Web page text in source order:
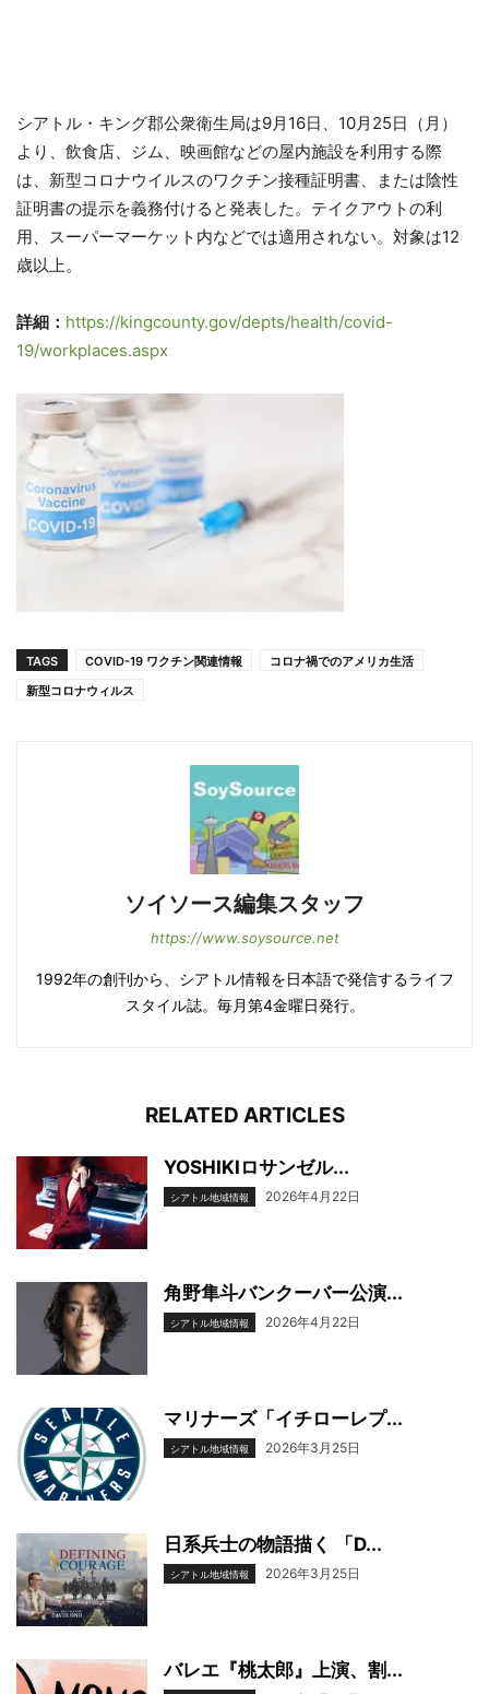
シアトル・キング郡公衆衛生局は9月16日、10月25日（月）
より、飲食店、ジム、映画館などの屋内施設を利用する際
は、新型コロナウイルスのワクチン接種証明書、または陰性
証明書の提示を義務付けると発表した。テイクアウトの利
用、スーパーマーケット内などでは適用されない。対象は12
歳以上。
詳細： https://kingcounty.gov/depts/health/covid-
19/workplaces.aspx
TAGS COVID-19 ワクチン関連情報
コロナ禍でのアメリカ生活
新型コロナウィルス
ソイソース編集スタッフ
https://www.soysource.net
1992年の創刊から、シアトル情報を日本語で発信するライフ
スタイル誌。毎月第4金曜日発行。
RELATED ARTICLES
YOSHIKIロサンゼル...
シアトル地域情報 2026年4月22日
角野隼斗バンクーバー公演...
シアトル地域情報 2026年4月22日
マリナーズ「イチローレプ...
シアトル地域情報 2026年3月25日
日系兵士の物語描く 「D...
シアトル地域情報 2026年3月25日
バレエ『桃太郎』上演、割...